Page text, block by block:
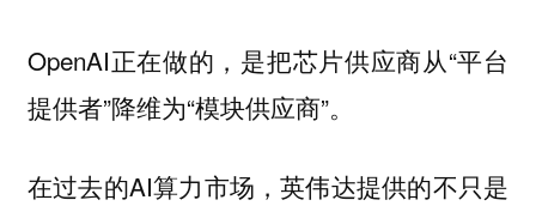
OpenAI正在做的，是把芯片供应商从“平台
提供者”降维为“模块供应商”。
在过去的AI算力市场，英伟达提供的不只是